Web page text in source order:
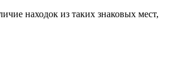
находок из таких знаковых мест,